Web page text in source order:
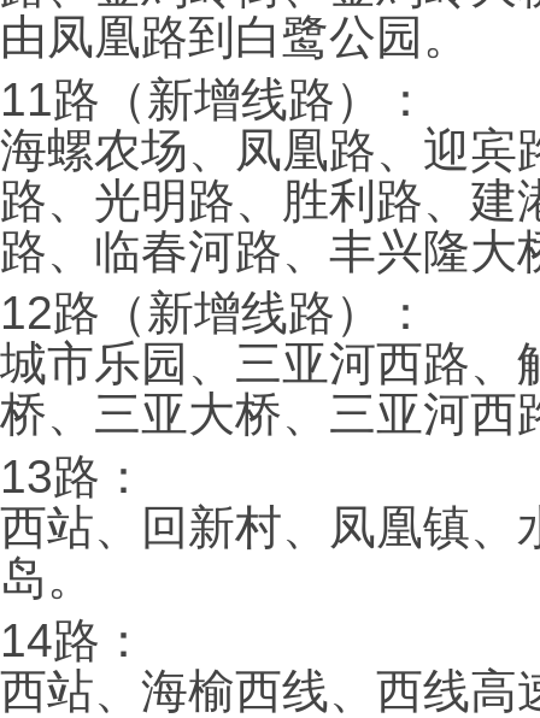
由凤凰路到白鹭公园。
11路（新增线路）：
海螺农场、凤凰路、迎宾
路、光明路、胜利路、
路、临春河路、丰兴隆
12路（新增线路）：
城市乐园、三亚河西路、
桥、三亚大桥、三亚河西
13路：
西站、回新村、凤凰镇、
岛。
14路：
西站、海榆西线、西线高